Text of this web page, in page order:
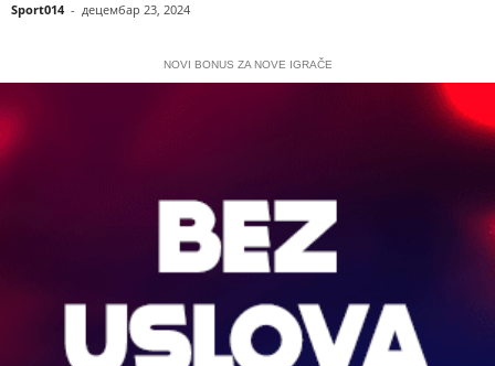
Sport014 - децембар 23, 2024
NOVI BONUS ZA NOVE IGRAČE